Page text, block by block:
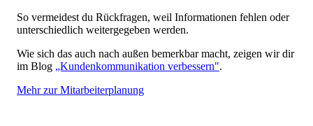
So vermeidest du Rückfragen, weil Informationen fehlen oder
unterschiedlich weitergegeben werden.
Wie sich das auch nach außen bemerkbar macht, zeigen wir dir
im Blog „Kundenkommunikation verbessern".
Mehr zur Mitarbeiterplanung